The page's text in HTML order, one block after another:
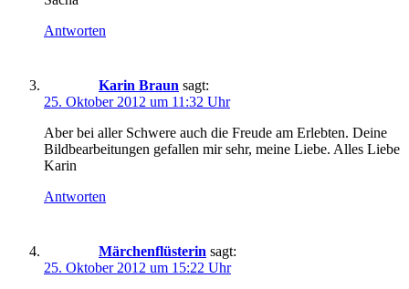
Antworten
Karin Braun sagt:
25. Oktober 2012 um 11:32 Uhr
Aber bei aller Schwere auch die Freude am Erlebten. Deine
Bildbearbeitungen gefallen mir sehr, meine Liebe. Alles Liebe
Karin
Antworten
Märchenflüsterin sagt:
25. Oktober 2012 um 15:22 Uhr